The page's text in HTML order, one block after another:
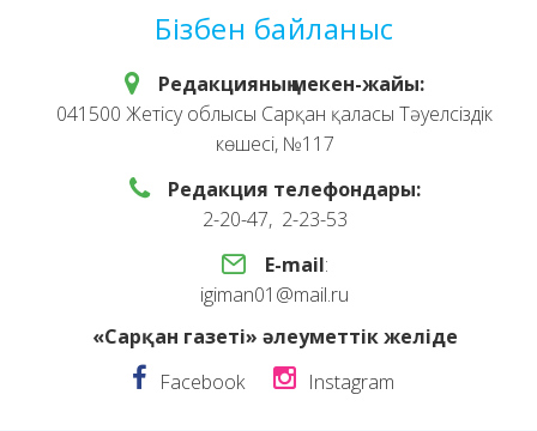
Бізбен байланыс
Редакцияның мекен-жайы:
041500 Жетісу облысы Сарқан қаласы Тәуелсіздік
көшесі, №117
Редакция телефондары:
2-20-47, 2-23-53
E-mail:
igiman01@mail.ru
«Сарқан газеті» әлеуметтік желіде
Facebook
Instagram